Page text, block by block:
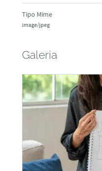
Tipo Mime
image/jpeg
Galeria